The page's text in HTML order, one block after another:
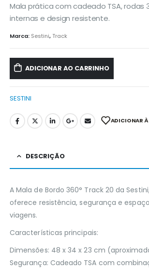
Mala prática com cadeado TSA, rodas
internas e design resistente.
Marca: Sestini,Track
ADICIONAR AO CARRINHO
SESTINI
ADICIONAR À
DESCRIÇÃO
A Mala de Bordo 360° Track 20 da
oferece resistência, segurança e
viagens.
Características principais:
Dimensões: 48 x 34 x 23 cm
Segurança: Cadeado TSA com